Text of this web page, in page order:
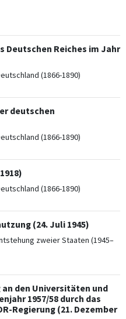
Deutschen Reiches im Jahr
(1866-1890)
deutschen
(1866-1890)
(1866-1890)
(24. Juli 1945)
zweier Staaten (1945–
den Universitäten und
1957/58 durch das
Regierung (21. Dezember